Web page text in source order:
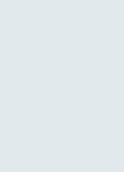
runt
och nu
Zurfaces vd